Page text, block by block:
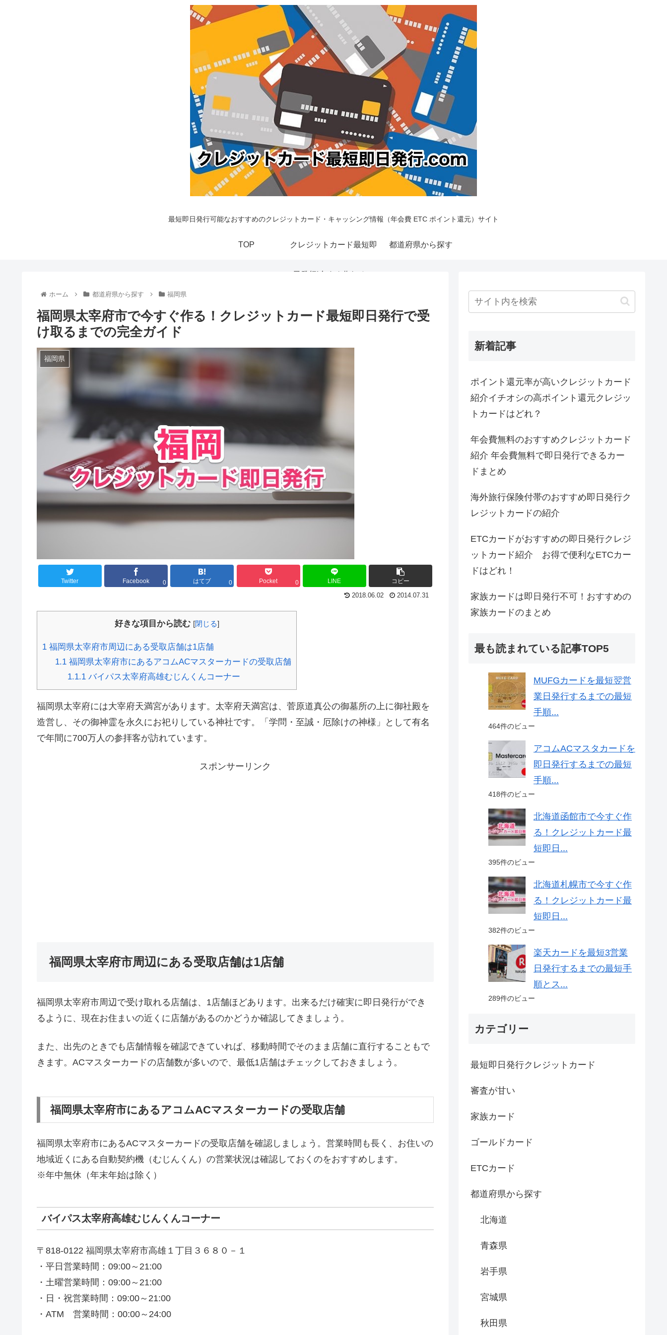
最短即日発行可能なおすすめのクレジットカード・キャッシング情報（年会費 ETC ポイント還元）サイト
TOP クレジットカード最短即
日発行|今すぐ作れる！
都道府県から探す
ホーム 都道府県から探す 福岡県
福岡県太宰府市で今すぐ作る！クレジットカード最短即日発行で受
け取るまでの完全ガイド
福岡県
Twitter Facebook 0 はてブ 0 Pocket 0 LINE コピー
2018.06.02 2014.07.31
好きな項目から読む [閉じる]
1 福岡県太宰府市周辺にある受取店舗は1店舗
1.1福岡県太宰府市にあるアコムACマスターカードの受取店舗
1.1.1 バイパス太宰府高雄むじんくんコーナー
福岡県太宰府には大宰府天満宮があります。太宰府天満宮は、菅原道真公の御墓所の上に御社殿を
造営し、その御神霊を永久にお祀りしている神社です。「学問・至誠・厄除けの神様」として有名
で年間に700万人の参拝客が訪れています。
スポンサーリンク
福岡県太宰府市周辺にある受取店舗は1店舗
福岡県太宰府市周辺で受け取れる店舗は、1店舗ほどあります。出来るだけ確実に即日発行ができ
るように、現在お住まいの近くに店舗があるのかどうか確認してきましょう。
また、出先のときでも店舗情報を確認できていれば、移動時間でそのまま店舗に直行することもで
きます。ACマスターカードの店舗数が多いので、最低1店舗はチェックしておきましょう。
福岡県太宰府市にあるアコムACマスターカードの受取店舗
福岡県太宰府市にあるACマスターカードの受取店舗を確認しましょう。営業時間も長く、お住いの
地域近くにある自動契約機（むじんくん）の営業状況は確認しておくのをおすすめします。
※年中無休（年末年始は除く）
バイパス太宰府高雄むじんくんコーナー
〒818-0122 福岡県太宰府市高雄１丁目３６８０－１
・平日営業時間：09:00～21:00
・土曜営業時間：09:00～21:00
・日・祝営業時間：09:00～21:00
・ATM 営業時間：00:00～24:00
新着記事
ポイント還元率が高いクレジットカード
紹介イチオシの高ポイント還元クレジッ
トカードはどれ？
年会費無料のおすすめクレジットカード
紹介 年会費無料で即日発行できるカー
ドまとめ
海外旅行保険付帯のおすすめ即日発行ク
レジットカードの紹介
ETCカードがおすすめの即日発行クレジ
ットカード紹介 お得で便利なETCカー
ドはどれ！
家族カードは即日発行不可！おすすめの
家族カードのまとめ
最も読まれている記事TOP5
MUFGカードを最短翌営
業日発行するまでの最短
手順...
464件のビュー
アコムACマスタカードを
即日発行するまでの最短
手順...
418件のビュー
北海道函館市で今すぐ作
る！クレジットカード最
短即日...
395件のビュー
北海道札幌市で今すぐ作
る！クレジットカード最
短即日...
382件のビュー
楽天カードを最短3営業
日発行するまでの最短手
順とス...
289件のビュー
カテゴリー
最短即日発行クレジットカード
審査が甘い
家族カード
ゴールドカード
ETCカード
都道府県から探す
北海道
青森県
岩手県
宮城県
秋田県